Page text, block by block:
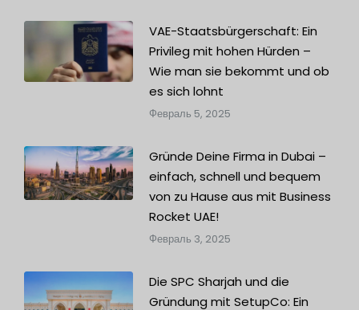
VAE-Staatsbürgerschaft: Ein
Privileg mit hohen Hürden –
Wie man sie bekommt und ob
es sich lohnt
Февраль 5, 2025
Gründe Deine Firma in Dubai –
einfach, schnell und bequem
von zu Hause aus mit Business
Rocket UAE!
Февраль 3, 2025
Die SPC Sharjah und die
Gründung mit SetupCo: Ein